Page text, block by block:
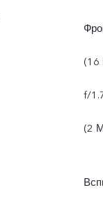
(16
f/
(2